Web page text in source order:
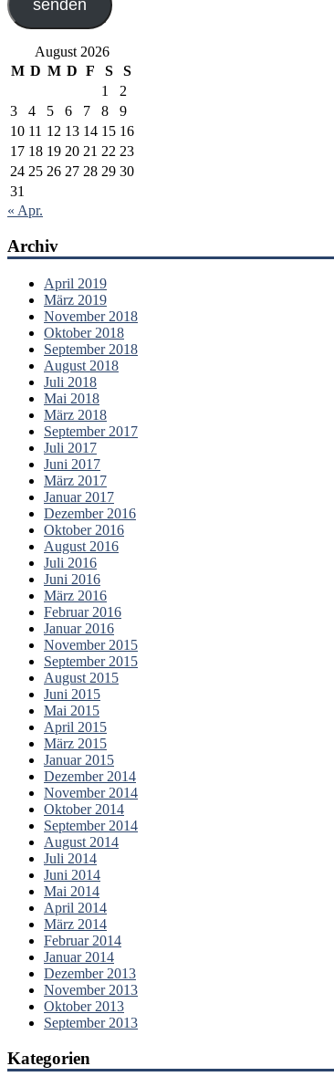
senden
August 2026
M D M D F S
S
1
2
3
4 5 6 7 8
9
10 11 12 13 14 15 16
17 18 19 20 21 22 23
24 25 26 27 28 29 30
31
« Apr.
Archiv
April 2019
März 2019
November 2018
Oktober 2018
September 2018
August 2018
Juli 2018
Mai 2018
März 2018
September 2017
Juli 2017
Juni 2017
März 2017
Januar 2017
Dezember 2016
Oktober 2016
August 2016
Juli 2016
Juni 2016
März 2016
Februar 2016
Januar 2016
November 2015
September 2015
August 2015
Juni 2015
Mai 2015
April 2015
März 2015
Januar 2015
Dezember 2014
November 2014
Oktober 2014
September 2014
August 2014
Juli 2014
Juni 2014
Mai 2014
April 2014
März 2014
Februar 2014
Januar 2014
Dezember 2013
November 2013
Oktober 2013
September 2013
Kategorien